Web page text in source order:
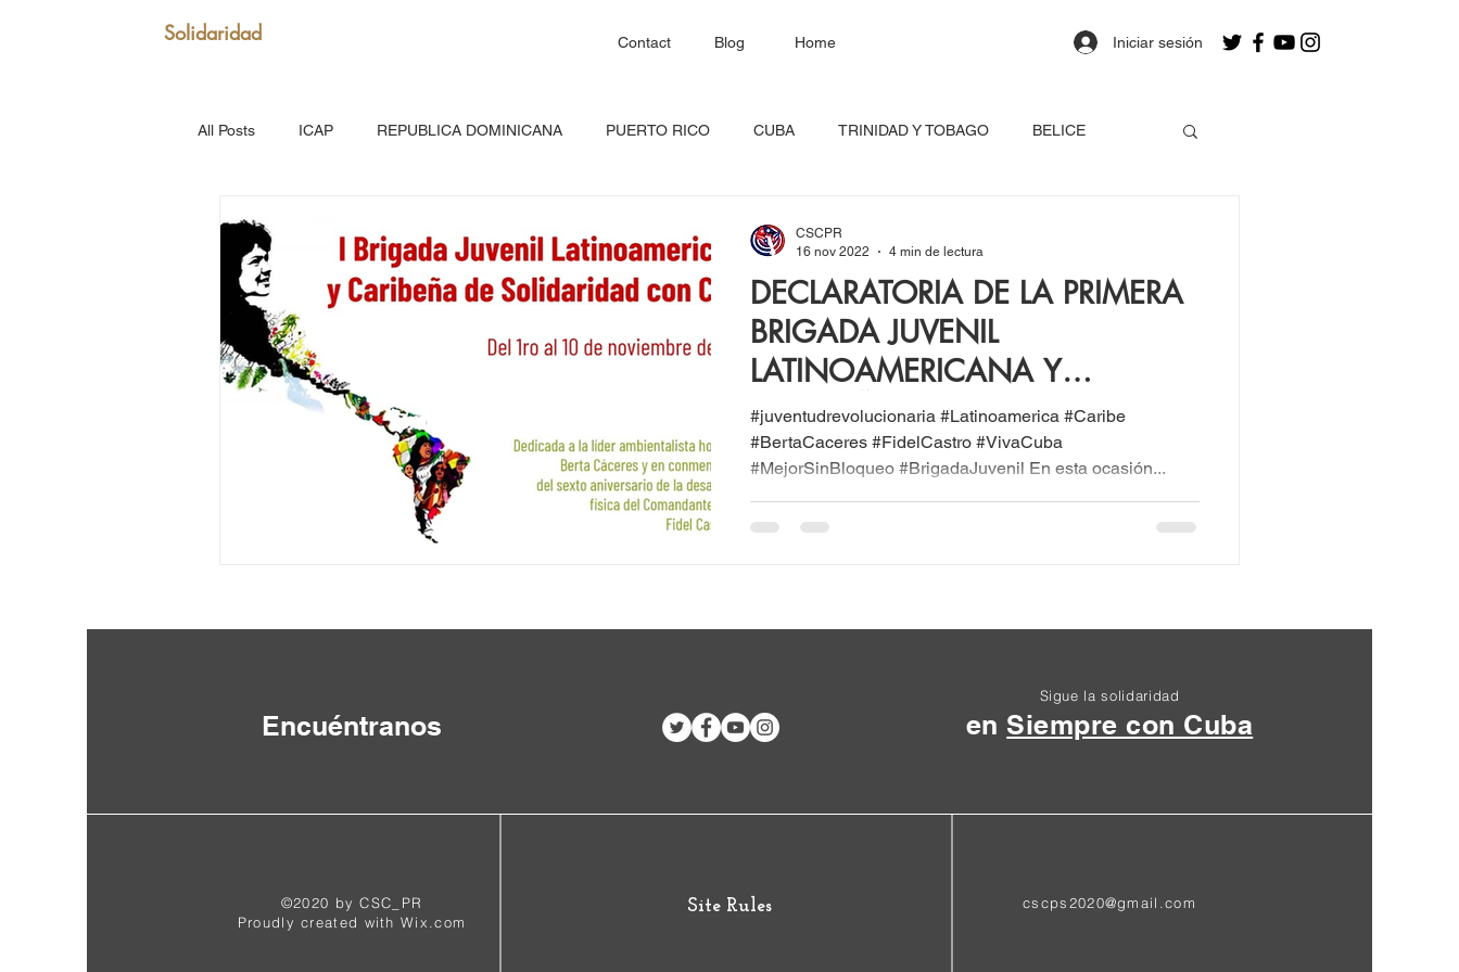
Solidaridad Home
Blog
Contact Iniciar sesión
All Posts ICAP REPUBLICA DOMINICANA PUERTO RICO CUBA TRINIDAD Y TOBAGO BELICE
SAN VICENTE Y GRANADINAS
MARTINICA VENEZUELA RED CONTINENTAL MEXICO CARICOM Costa Rica Estados Unidos
Puerto Rico: Somos Caribe GUADALUPE
MOVIMIENTO CONTINENTAL LATINOAMERIC GRANADA ONU DIÁSPORA CARIBEÑA
DECLARATORIA DE LA PRIMERA
BRIGADA JUVENIL
LATINOAMERICANA Y
CARIBEÑA DE SOLIDARIDAD
CON CUBA
#juventudrevolucionaria #Latinoamerica #Caribe
#BertaCaceres #FidelCastro #VivaCuba
#MejorSinBloqueo #BrigadaJuvenil En esta ocasión...
CSCPR
16 nov 2022
4 min de lectura
Sigue la solidaridad
Encuéntranos en Siempre con Cuba
©2020 by CSC_PR
Proudly created withWix.com
Site Rules cscps2020@gmail.com